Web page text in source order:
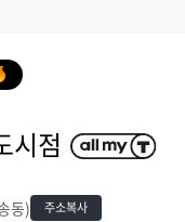
시점
동) 주소복사